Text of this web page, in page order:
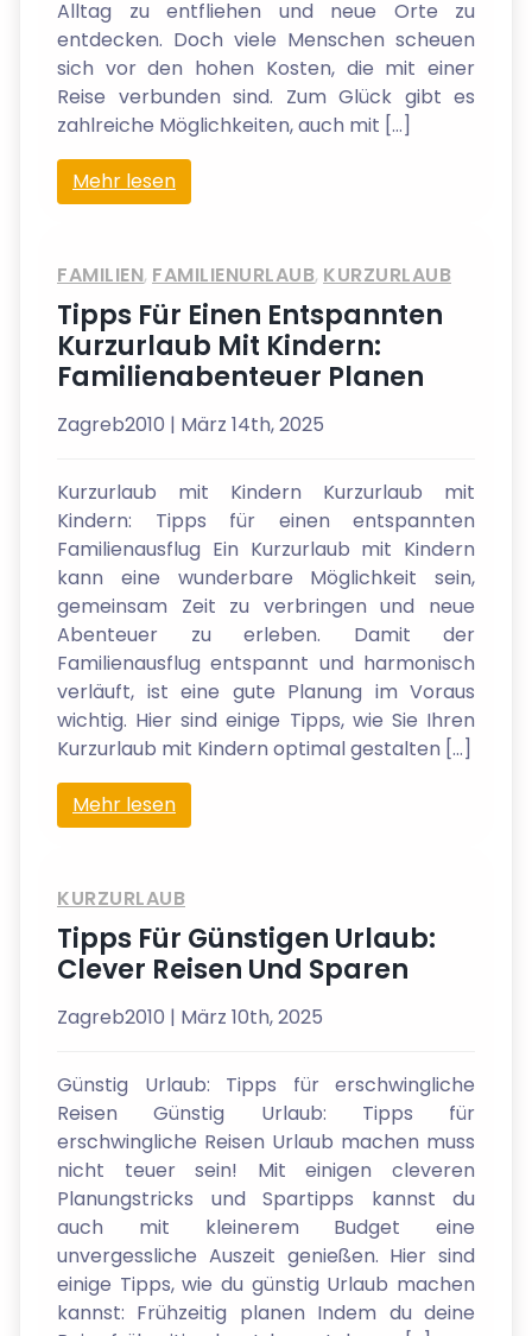
Alltag zu entfliehen und neue Orte zu
entdecken. Doch viele Menschen scheuen
sich vor den hohen Kosten, die mit einer
Reise verbunden sind. Zum Glück gibt es
zahlreiche Möglichkeiten, auch mit […]
Mehr lesen
FAMILIEN, FAMILIENURLAUB, KURZURLAUB
Tipps Für Einen Entspannten
Kurzurlaub Mit Kindern:
Familienabenteuer Planen
Zagreb2010 | März 14th, 2025
Kurzurlaub mit Kindern Kurzurlaub mit
Kindern: Tipps für einen entspannten
Familienausflug Ein Kurzurlaub mit Kindern
kann eine wunderbare Möglichkeit sein,
gemeinsam Zeit zu verbringen und neue
Abenteuer zu erleben. Damit der
Familienausflug entspannt und harmonisch
verläuft, ist eine gute Planung im Voraus
wichtig. Hier sind einige Tipps, wie Sie Ihren
Kurzurlaub mit Kindern optimal gestalten […]
Mehr lesen
KURZURLAUB
Tipps Für Günstigen Urlaub:
Clever Reisen Und Sparen
Zagreb2010 | März 10th, 2025
Günstig Urlaub: Tipps für erschwingliche
Reisen Günstig Urlaub: Tipps für
erschwingliche Reisen Urlaub machen muss
nicht teuer sein! Mit einigen cleveren
Planungstricks und Spartipps kannst du
auch mit kleinerem Budget eine
unvergessliche Auszeit genießen. Hier sind
einige Tipps, wie du günstig Urlaub machen
kannst: Frühzeitig planen Indem du deine